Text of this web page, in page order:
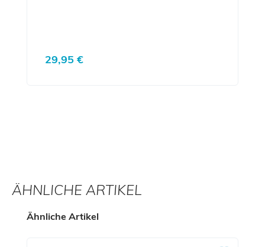
Regulärer Preis:
29,95 €
ÄHNLICHE ARTIKEL
Produktgalerie überspringen
Ähnliche Artikel